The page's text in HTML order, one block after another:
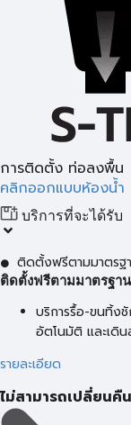
การติดตั้ง ท่อลงพื้น
คลิกออกแบบห้องน้ำ
บริการที่จะได้รับ
ติดตั้งฟรีตามมาตรฐ
ติดตั้งฟรีตามมาตรฐา
บริการรื้อ-ขนทิ้ง
อัตโนมัติ และเดิ
รายละเอียด
ไม่สามารถเปลี่ยนคื